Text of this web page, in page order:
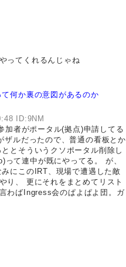
ってくれるんじゃね
何か裏の意図があるのか
ID:9NM
加者がポータル(拠点)申請してる
ザルだったので、普通の看板とか
とそういうクソポータル削除し
て連中が既にやってる。 が、
にこのIRT、現場で遭遇した敵
り、 更にそれをまとめてリスト
わばIngress会のぱよぱよ団。ガ